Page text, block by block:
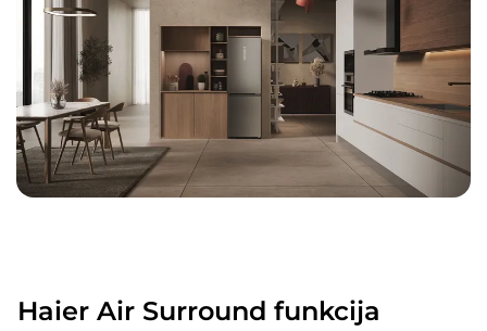
Haier Air Surround funkcija